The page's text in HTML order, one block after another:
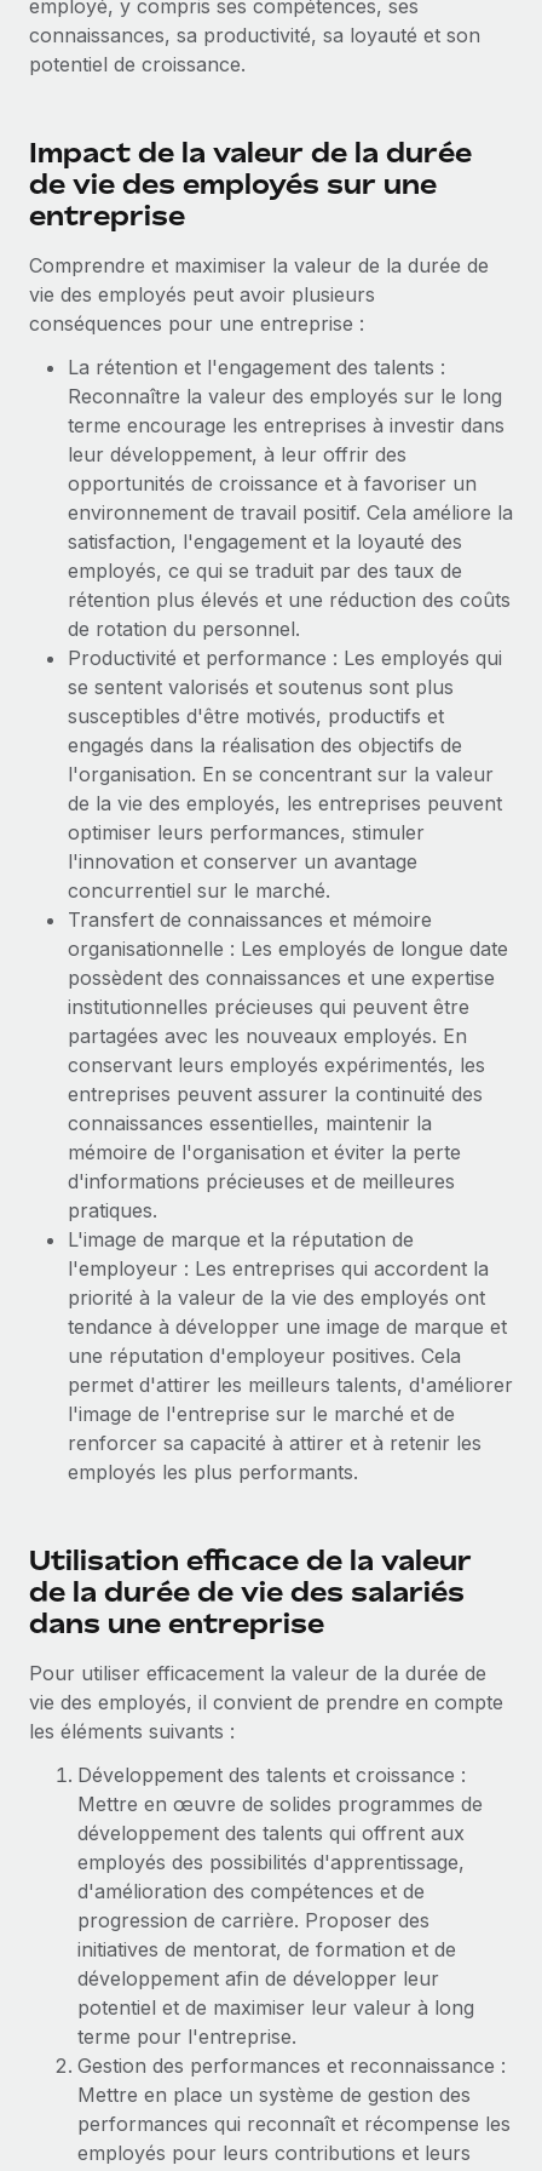
Gestion des freelances
Intégrez et gérez vos freelances partout dans le monde
INFRASTRUCTURE
Intégration Remote
Intégrez vos RH aux flux de travail en toute simplicité
Connecter Nouveau
Connectez n'importe quel outil d’IA à Remote grâce à
notre MCP
Intégrations
Rationalisez vos processus avec des outils essentiels
SERVICES
Demandez aux experts
Recevez des conseils d’experts sur les RH à
l’international et la conformité
Contrôles d’antécédents
Simplifiez vos processus de présélection des
candidats
Remote Watchtower
Gardez un temps d’avance sur les risques en
Gestion des appareils
Achetez et suivez vos équipements informatiques
dans le monde entier
Création d’entité
Établissez des entités rapidement et en toute
conformité
Mobilité et déménagement international
Organisez facilement le déménagement de vos
employés
Avantages sociaux
Gérez facilement les avantages sociaux
Comparer Remote
Examinez notre service par rapport aux autres
Start-ups
Des solutions agiles et internationales pour les RH et la
paie des entreprises en pleine croissance
Entreprises intermédiaires
Développez vos équipes avec des solutions RH sur
mesure
Entreprise
Les RH à l’international pour les grandes entreprises
TRAVAILLONS ENSEMBLE
Partenaires stratégiques de la tech
Intégrez les RH à l’international de manière flexible
Devenir partenaire
Explorez avec nous vos opportunités de partenariat
Remote Build Bientôt disponible
Conseil en intégrations et automatisations assistées par
l’IA
ÉTUDES DE CAS
Comment Weaviate, l'as de l'IA, a développé
ses effectifs de 120 % avec Remote
Weaviate en bref Weaviate crée des infrastructures open
source et AI-first. Sa mission est...
En savoir plus
Intégration Remote x BambooHR : du local à
l’international, le recrutement sans changer de
plateforme
Impact Les clients BambooHR peuvent désormais
embaucher et gérer les employés internationaux...
En savoir plus
pays
Calculateur de paiement des freelances
APPRENDRE AVEC REMOTE
Études de cas
Checklists et modèles
Descriptions de postes
Webinaires
Événements
Salle de presse
Données sur les salaires et les talents
Centre de ressources
Obtenir de l’aide
Voir toutes les ressources
Paie multipays
EOR et PEO
Gestion des freelances
Taxes
Explorer le blog
Mises à jour des produits de Remote :
Intégrations Gusto et Xero et Gestion des
freelances Plus
Remote a toujours pour mission d'aider les entreprises de
toute taille à embaucher, gérer et payer...
En savoir plus
Phiture, un leader notable du conseil en matière de
croissance mobile internationale, encourage les...
Nederlands
Deutsch
Español
Italiano
Português (Portugal)
日本語
한국어
中文（简体）
Connexion
employé, y compris ses compétences, ses
connaissances, sa productivité, sa loyauté et son
potentiel de croissance.
Impact de la valeur de la durée
de vie des employés sur une
entreprise
Comprendre et maximiser la valeur de la durée de
vie des employés peut avoir plusieurs
conséquences pour une entreprise :
La rétention et l'engagement des talents :
Reconnaître la valeur des employés sur le long
terme encourage les entreprises à investir dans
leur développement, à leur offrir des
opportunités de croissance et à favoriser un
environnement de travail positif. Cela améliore la
satisfaction, l'engagement et la loyauté des
employés, ce qui se traduit par des taux de
rétention plus élevés et une réduction des coûts
de rotation du personnel.
Productivité et performance : Les employés qui
se sentent valorisés et soutenus sont plus
susceptibles d'être motivés, productifs et
engagés dans la réalisation des objectifs de
l'organisation. En se concentrant sur la valeur
de la vie des employés, les entreprises peuvent
optimiser leurs performances, stimuler
l'innovation et conserver un avantage
concurrentiel sur le marché.
Transfert de connaissances et mémoire
organisationnelle : Les employés de longue date
possèdent des connaissances et une expertise
institutionnelles précieuses qui peuvent être
partagées avec les nouveaux employés. En
conservant leurs employés expérimentés, les
entreprises peuvent assurer la continuité des
connaissances essentielles, maintenir la
mémoire de l'organisation et éviter la perte
d'informations précieuses et de meilleures
pratiques.
L'image de marque et la réputation de
l'employeur : Les entreprises qui accordent la
priorité à la valeur de la vie des employés ont
tendance à développer une image de marque et
une réputation d'employeur positives. Cela
permet d'attirer les meilleurs talents, d'améliorer
l'image de l'entreprise sur le marché et de
renforcer sa capacité à attirer et à retenir les
employés les plus performants.
Utilisation efficace de la valeur
de la durée de vie des salariés
dans une entreprise
Pour utiliser efficacement la valeur de la durée de
vie des employés, il convient de prendre en compte
les éléments suivants :
Développement des talents et croissance :
Mettre en œuvre de solides programmes de
développement des talents qui offrent aux
employés des possibilités d'apprentissage,
d'amélioration des compétences et de
progression de carrière. Proposer des
initiatives de mentorat, de formation et de
développement afin de développer leur
potentiel et de maximiser leur valeur à long
terme pour l'entreprise.
Gestion des performances et reconnaissance :
Mettre en place un système de gestion des
performances qui reconnaît et récompense les
employés pour leurs contributions et leurs